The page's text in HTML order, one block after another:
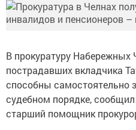
В прокуратуру Набережных
пострадавших вкладчика
способны самостоятельно
судебном порядке,
старший помощник